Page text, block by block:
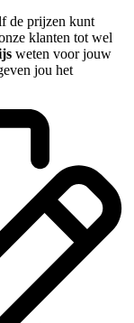
de prijzen kunt
klanten tot wel
weten voor jouw
jou het